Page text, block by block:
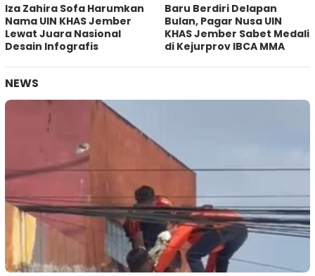
Iza Zahira Sofa Harumkan
Nama UIN KHAS Jember
Lewat Juara Nasional
Desain Infografis
Baru Berdiri Delapan
Bulan, Pagar Nusa UIN
KHAS Jember Sabet Medali
di Kejurprov IBCA MMA
NEWS